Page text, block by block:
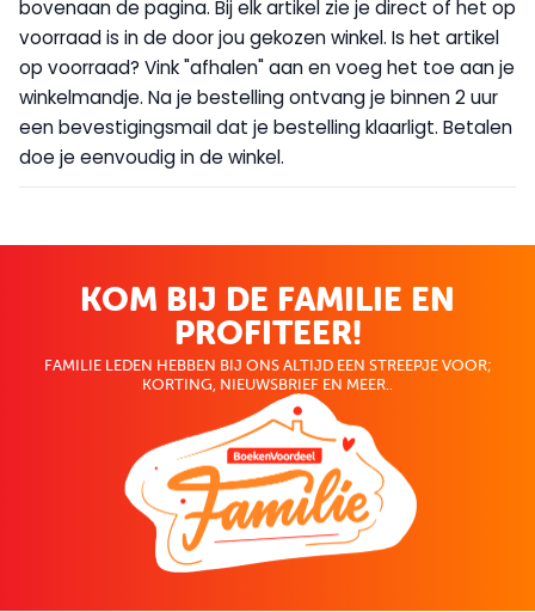
bovenaan de pagina. Bij elk artikel zie je direct of het op
voorraad is in de door jou gekozen winkel. Is het artikel
op voorraad? Vink "afhalen" aan en voeg het toe aan je
winkelmandje. Na je bestelling ontvang je binnen 2 uur
een bevestigingsmail dat je bestelling klaarligt. Betalen
doe je eenvoudig in de winkel.
KOM BIJ DE FAMILIE EN
PROFITEER!
FAMILIE LEDEN HEBBEN BIJ ONS ALTIJD EEN STREEPJE VOOR;
KORTING, NIEUWSBRIEF EN MEER..